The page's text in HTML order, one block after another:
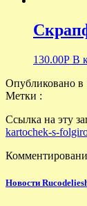
130.00Р В
Опубликовано в
Метки :
Ссылка на эту
kartochek-s-
Новости